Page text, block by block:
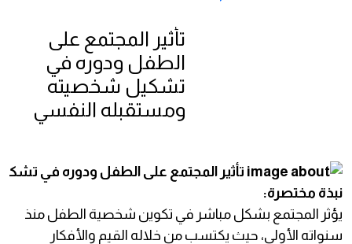
تأثير المجتمع على
الطفل ودوره في
تشكيل شخصيته
ومستقبله النفسي
نبذة مختصرة:
يؤثر المجتمع بشكل مباشر في تكوين شخصية الطفل منذ
سنواته الأولى، حيث يكتسب من خلاله القيم والأفكار